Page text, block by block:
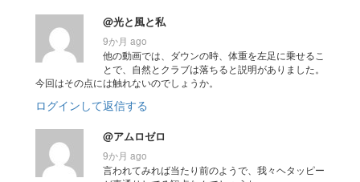
@光と風と私
9か月 ago
他の動画では、ダウンの時、体重を左足に乗せるこ
とで、自然とクラブは落ちると説明がありました。
今回はその点には触れないのでしょうか。
ログインして返信する
@アムロゼロ
9か月 ago
言われてみれば当たり前のようで、我々ヘタッピー